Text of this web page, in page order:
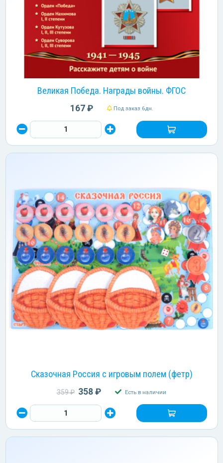
Великая Победа. Награды войны. ФГОС
167 ₽ Под заказ 6дн.
Сказочная Россия с игровым полем (фетр)
359 ₽ 358 ₽ Есть в наличии